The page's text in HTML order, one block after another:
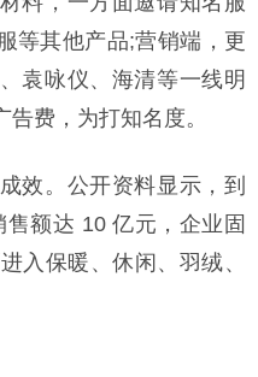
等其他产品;营销端，更
袁咏仪、海清等一线明
费，为打知名度。
效。公开资料显示，到
额达 10 亿元，企业固
入保暖、休闲、羽绒、